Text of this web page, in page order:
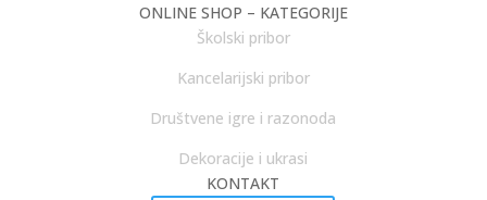
ONLINE SHOP – KATEGORIJE
Školski pribor
Kancelarijski pribor
Društvene igre i razonoda
Dekoracije i ukrasi
KONTAKT